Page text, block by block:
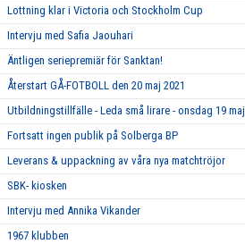
Lottning klar i Victoria och Stockholm Cup
Intervju med Safia Jaouhari
Äntligen seriepremiär för Sanktan!
Återstart GÅ-FOTBOLL den 20 maj 2021
Utbildningstillfälle - Leda små lirare - onsdag 19 maj
Fortsatt ingen publik på Solberga BP
Leverans & uppackning av våra nya matchtröjor
SBK- kiosken
Intervju med Annika Vikander
1967 klubben